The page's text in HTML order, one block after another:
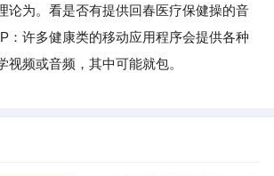
论为。看是否有提供回春医疗保健操的音
：许多健康类的移动应用程序会提供各种
视频或音频，其中可能就包。